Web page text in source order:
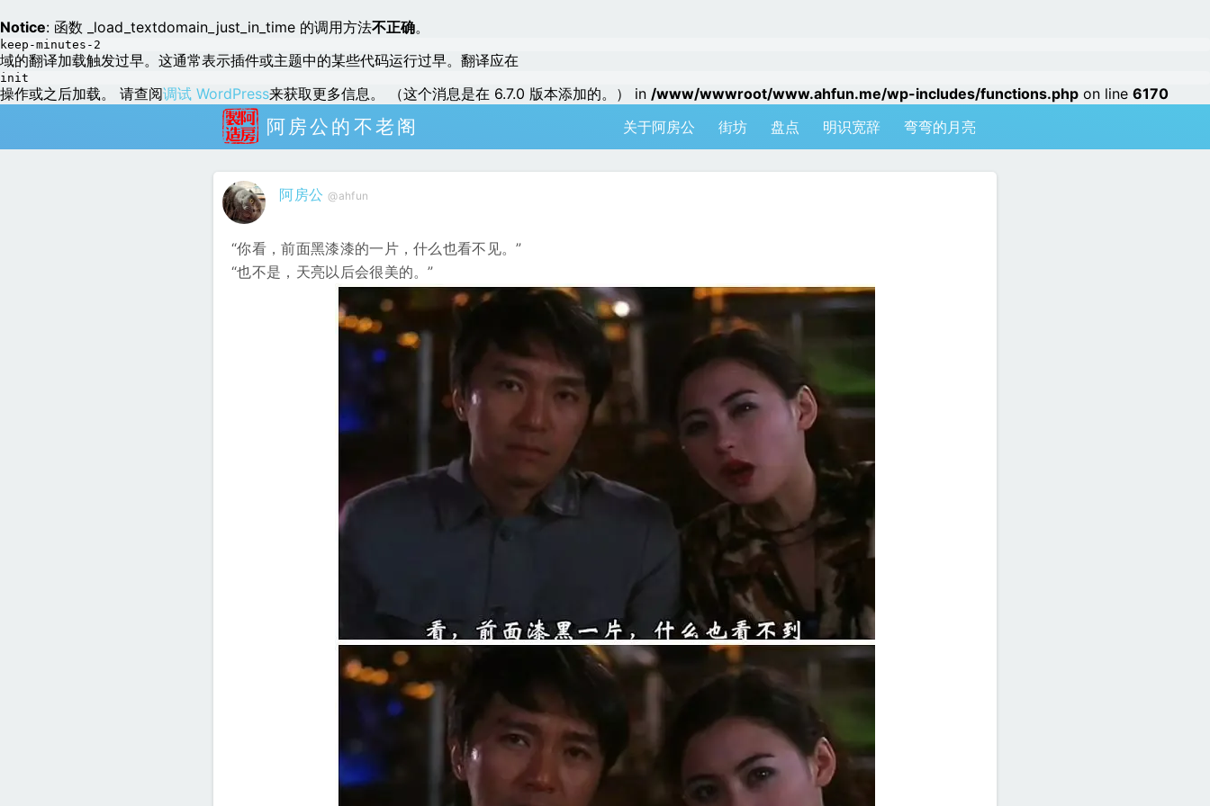
Notice: 函数 _load_textdomain_just_in_time 的调用方法不正确。
keep-minutes-2
域的翻译加载触发过早。这通常表示插件或主题中的某些代码运行过早。翻译应在
init
操作或之后加载。 请查阅调试 WordPress来获取更多信息。 （这个消息是在 6.7.0 版本添加的。） in /www/wwwroot/www.ahfun.me/wp-includes/functions.php on line 6170
阿房公的不老阁 关于阿房公 街坊 盘点 明识宽辞 弯弯的月亮
阿房公 @ahfun
“你看，前面黑漆漆的一片，什么也看不见。”
“也不是，天亮以后会很美的。”